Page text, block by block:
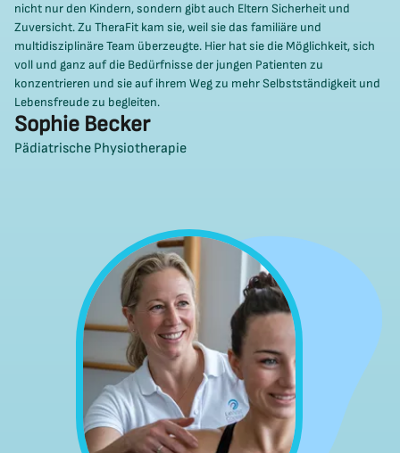
nicht nur den Kindern, sondern gibt auch Eltern Sicherheit und
Zuversicht. Zu TheraFit kam sie, weil sie das familiäre und
multidisziplinäre Team überzeugte. Hier hat sie die Möglichkeit, sich
voll und ganz auf die Bedürfnisse der jungen Patienten zu
konzentrieren und sie auf ihrem Weg zu mehr Selbstständigkeit und
Lebensfreude zu begleiten.
Sophie Becker
Pädiatrische Physiotherapie